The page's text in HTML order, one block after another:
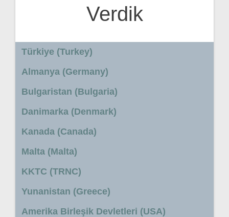
Verdik
Türkiye (Turkey)
Almanya (Germany)
Bulgaristan (Bulgaria)
Danimarka (Denmark)
Kanada (Canada)
Malta (Malta)
KKTC (TRNC)
Yunanistan (Greece)
Amerika Birleşik Devletleri (USA)